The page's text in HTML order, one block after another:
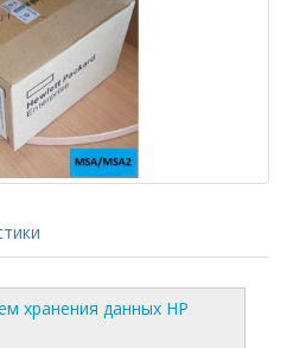
хранения данных HP